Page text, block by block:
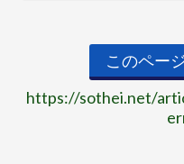
このペー
https://sothei.net/